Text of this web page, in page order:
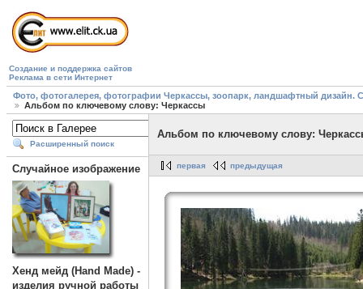
Создание и поддержка сайтов
Реклама в сети Интернет
Фото, фотогалерея, фотографии Черкассы, зоопарк, ландшафтный дизайн.
Альбом по ключевому слову: Черкассы
Расширенный поиск
Случайное изображение
Хенд мейд (Hand Made) -
изделия ручной работы
Альбом по ключевому слову:
первая предыдущая